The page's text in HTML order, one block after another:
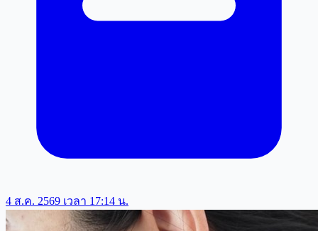
4 ส.ค. 2569 เวลา 17:14 น.